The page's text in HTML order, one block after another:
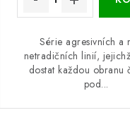
Série agresivních a
netradičních linií,
dostat každou obranu
pod...